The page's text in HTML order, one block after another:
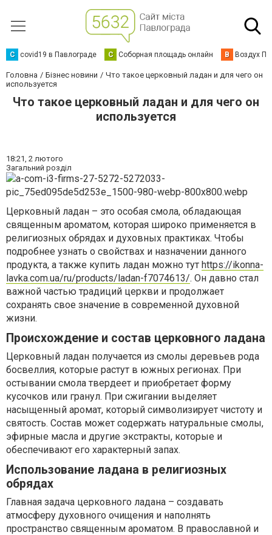
C covid19 в Павлограде С Соборная площадь онлайн В Воздух
Головна Бізнес новини
Что такое церковный ладан и для чего он
используется
Что такое церковный ладан и для чего он
используется
18:21, 2 лютого
Загальний розділ
Церковный ладан – это особая смола, обладающая
священным ароматом, которая широко применяется в
религиозных обрядах и духовных практиках. Чтобы
подробнее узнать о свойствах и назначении данного
продукта, а также купить ладан можно тут https://ikonna-
lavka.com.ua/ru/products/ladan-f7074613/. Он давно стал
важной частью традиций церкви и продолжает
сохранять свое значение в современной духовной
жизни.
Происхождение и состав церковного ладана
Церковный ладан получается из смолы деревьев рода
босвеллия, которые растут в южных регионах. При
остывании смола твердеет и приобретает форму
кусочков или гранул. При сжигании выделяет
насыщенный аромат, который символизирует чистоту и
святость. Состав может содержать натуральные смолы,
эфирные масла и другие экстракты, которые и
обеспечивают его характерный запах.
Использование ладана в религиозных
обрядах
Главная задача церковного ладана – создавать
атмосферу духовного очищения и наполнять
пространство священным ароматом. В православной и